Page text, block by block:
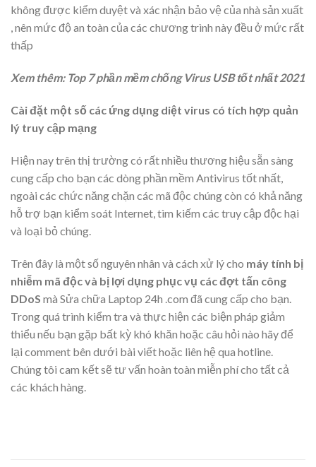
không được kiểm duyệt và xác nhận bảo vệ của nhà sản xuất
, nên mức độ an toàn của các chương trình này đều ở mức rất
thấp
Xem thêm: Top 7 phần mềm chống Virus USB tốt nhất 2021
Cài đặt một số các ứng dụng diệt virus có tích hợp quản
lý truy cập mạng
Hiện nay trên thị trường có rất nhiều thương hiệu sẵn sàng
cung cấp cho bạn các dòng phần mềm Antivirus tốt nhất,
ngoài các chức năng chặn các mã độc chúng còn có khả năng
hỗ trợ bạn kiểm soát Internet, tìm kiếm các truy cập độc hại
và loại bỏ chúng.
Trên đây là một số nguyên nhân và cách xử lý cho máy tính bị
nhiễm mã độc và bị lợi dụng phục vụ các đợt tấn công
DDoS mà Sửa chữa Laptop 24h .com đã cung cấp cho bạn.
Trong quá trình kiểm tra và thực hiện các biện pháp giảm
thiểu nếu bạn gặp bất kỳ khó khăn hoặc câu hỏi nào hãy để
lại comment bên dưới bài viết hoặc liên hệ qua hotline.
Chúng tôi cam kết sẽ tư vấn hoàn toàn miễn phí cho tất cả
các khách hàng.